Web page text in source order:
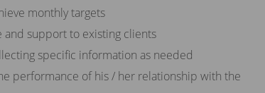
monthly targets
support to existing clients
specific information as needed
performance of his / her relationship with the